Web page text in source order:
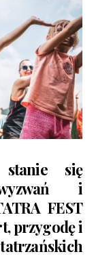
stanie się
i
FEST
przygodę i